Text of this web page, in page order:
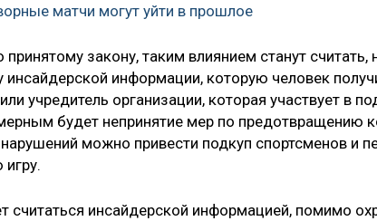
матчи могут уйти в прошлое
принятому закону, таким влиянием станут считать,
инсайдерской информации, которую человек
учредитель организации, которая участвует в
будет непринятие мер по предотвращению
можно привести подкуп спортсменов и
считаться инсайдерской информацией, помимо